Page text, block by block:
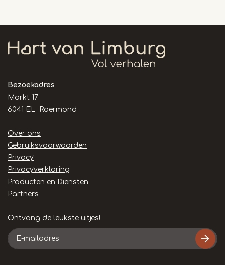
Bezoekadres
Markt 17
6041 EL Roermond
Handige
links
Over ons
Gebruiksvoorwaarden
Privacy
Privacyverklaring
Producten en Diensten
Partners
Ontvang de leukste uitjes!
E-
mailadres